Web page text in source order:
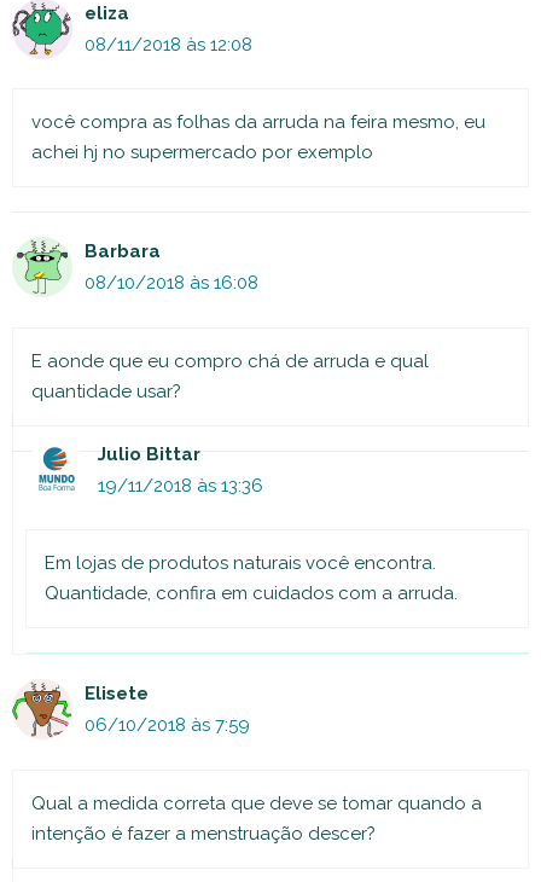
eliza
08/11/2018 às 12:08
você compra as folhas da arruda na feira mesmo, eu
achei hj no supermercado por exemplo
Barbara
08/10/2018 às 16:08
E aonde que eu compro chá de arruda e qual
quantidade usar?
Julio Bittar
19/11/2018 às 13:36
Em lojas de produtos naturais você encontra.
Quantidade, confira em cuidados com a arruda.
Elisete
06/10/2018 às 7:59
Qual a medida correta que deve se tomar quando a
intenção é fazer a menstruação descer?